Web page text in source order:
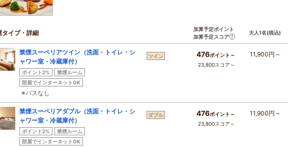
タイプ・詳細
加算予定ポイント
加算予定スコア
大人1名(税込)
禁煙スーペリアツイン（洗面・トイレ・シ
ャワー室・冷蔵庫付）
ポイント2%
禁煙ルーム
部屋でインターネットOK
※バスなし
ツイン 476ポイント～
23,800スコア～
11,900円～
禁煙スーペリアダブル（洗面・トイレ・シ
ャワー室・冷蔵庫付）
ポイント2%
禁煙ルーム
部屋でインターネットOK
ダブル 476ポイント～
23,800スコア～
11,900円～